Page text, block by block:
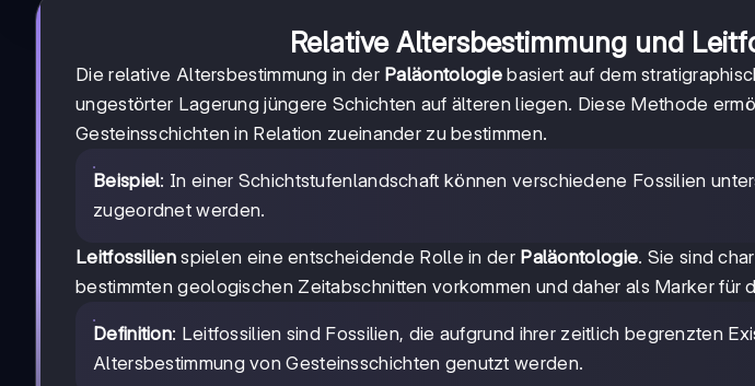
Relative Altersbestimmung und
Die relative Altersbestimmung in der Paläontologie basiert auf dem
ungestörter Lagerung jüngere Schichten auf älteren liegen. Diese Methode
Gesteinsschichten in Relation zueinander zu bestimmen.
Beispiel: In einer Schichtstufenlandschaft können verschiedene Fossilien
zugeordnet werden.
Leitfossilienspielen eine entscheidende Rolle in der Paläontologie. Sie sind
bestimmten geologischen Zeitabschnitten vorkommen und daher als Marker für
Definition: Leitfossilien sind Fossilien, die aufgrund ihrer zeitlich begrenzten
Altersbestimmung von Gesteinsschichten genutzt werden.